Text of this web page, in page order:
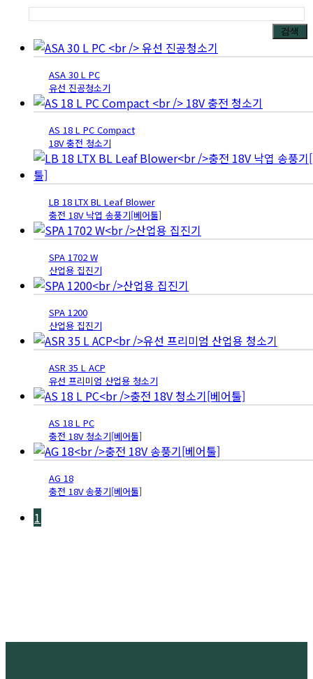
검색
ASA 30 L PC
유선 진공청소기
AS 18 L PC Compact
18V 충전 청소기
LB 18 LTX BL Leaf Blower
충전 18V 낙엽 송풍기[베어툴]
SPA 1702 W
산업용 집진기
SPA 1200
산업용 집진기
ASR 35 L ACP
유선 프리미엄 산업용 청소기
AS 18 L PC
충전 18V 청소기[베어툴]
AG 18
충전 18V 송풍기[베어툴]
1